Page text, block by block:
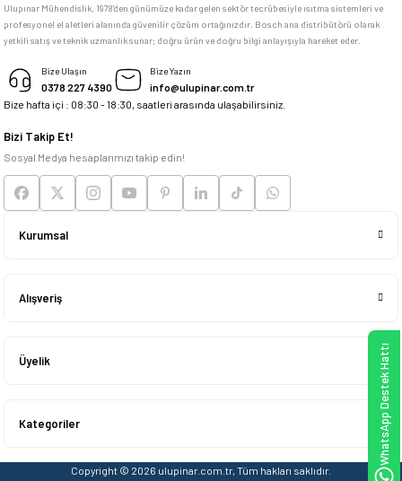
Ulupınar Mühendislik, 1978'den günümüze kadar gelen sektör tecrübesiyle ısıtma sistemleri ve
profesyonel el aletleri alanında güvenilir çözüm ortağınızdır. Bosch ana distribütörü olarak
yetkili satış ve teknik uzmanlık sunar; doğru ürün ve doğru bilgi anlayışıyla hareket eder.
Bize Ulaşın
0378 227 4390
Bize Yazın
info@ulupinar.com.tr
Bize hafta içi : 08:30 - 18:30, saatleri arasında ulaşabilirsiniz.
Bizi Takip Et!
Sosyal Medya hesaplarımızı takip edin!
Kurumsal
Alışveriş
Üyelik
Kategoriler
Copyright © 2026 ulupinar.com.tr, Tüm hakları saklıdır.
WhatsApp Destek Hattı